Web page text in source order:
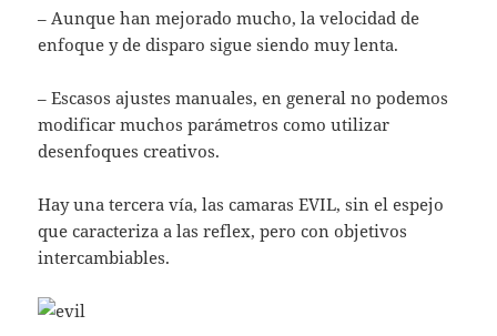
– Aunque han mejorado mucho, la velocidad de
enfoque y de disparo sigue siendo muy lenta.
– Escasos ajustes manuales, en general no podemos
modificar muchos parámetros como utilizar
desenfoques creativos.
Hay una tercera vía, las camaras EVIL, sin el espejo
que caracteriza a las reflex, pero con objetivos
intercambiables.